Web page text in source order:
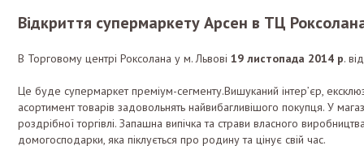
Відкриття супермаркету Арсен в ТЦ
В Торговому центрі Роксолана у м. Львові 19 листопада 2014 р.
Це буде супермаркет преміум-сегменту.Вишуканий інтер’єр,
асортимент товарів задовольнять найвибагливішого покупця. У
роздрібної торгівлі. Запашна випічка та страви власного
домогосподарки, яка піклується про родину та цінує свій час.